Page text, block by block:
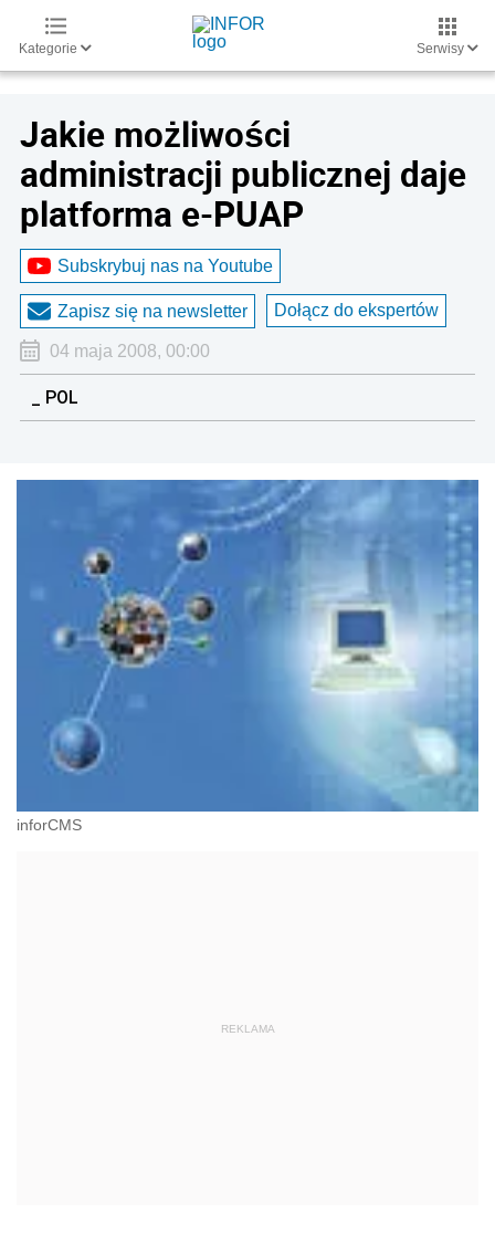
Kategorie Serwisy
Jakie możliwości
administracji publicznej daje
platforma e-PUAP
Subskrybuj nas na Youtube
Zapisz się na newsletter Dołącz do ekspertów
04 maja 2008, 00:00
_ POL
inforCMS